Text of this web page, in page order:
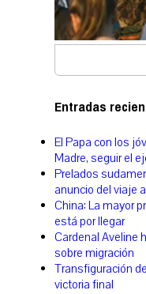
Entradas
El Papa con los
Madre, seguir el
Prelados
anuncio del viaje
China: La mayor
está por llegar
Cardenal Aveline
sobre migración
Transfiguración
victoria final